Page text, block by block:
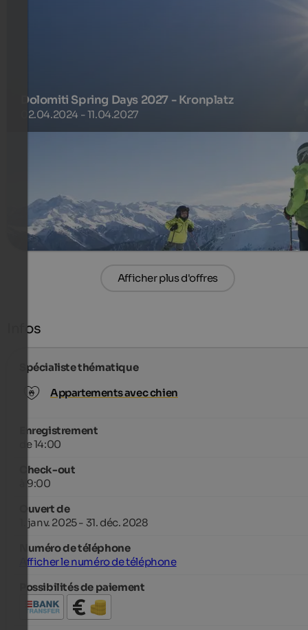
Dolomiti Spring Days 2027 - Kronplatz
02.04.2024 - 11.04.2027
plus de détails
Afficher plus d'offres
Infos
Spécialiste thématique
Appartements avec chien
Enregistrement
de 14:00
Check-out
à 9:00
Ouvert de
1. janv. 2025 - 31. déc. 2028
Numéro de téléphone
Afficher le numéro de téléphone
Possibilités de paiement